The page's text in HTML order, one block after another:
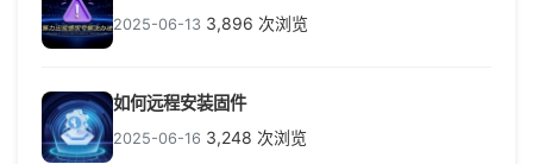
2025-06-13 3,896 次浏览
如何远程安装固件
2025-06-16 3,248 次浏览